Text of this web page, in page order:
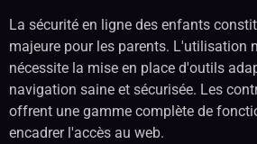
La sécurité en ligne des enfants
majeure pour les parents. L'utilisation
nécessite la mise en place d'outils
navigation saine et sécurisée. Les
offrent une gamme complète de
encadrer l'accès au web.